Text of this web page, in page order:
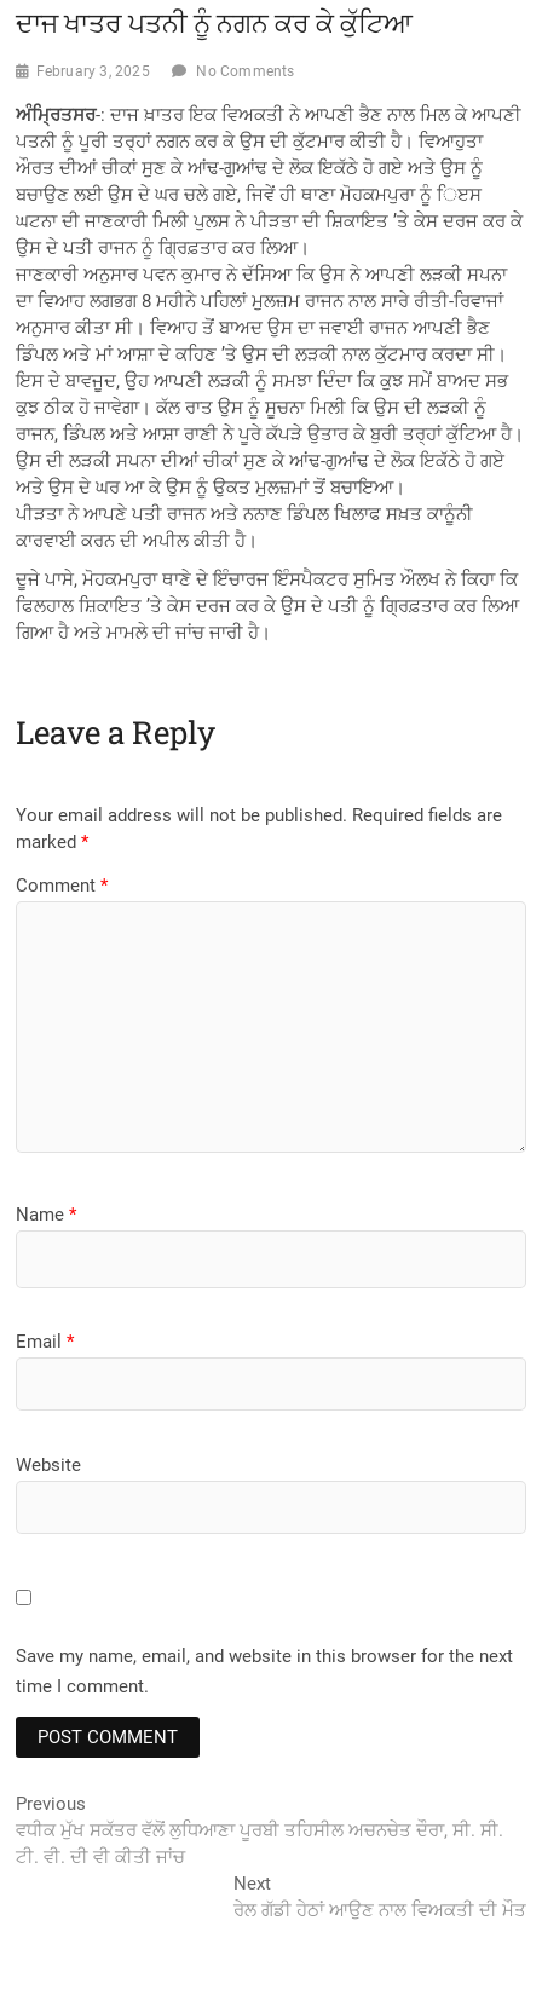
ਦਾਜ ਖਾਤਰ ਪਤਨੀ ਨੂੰ ਨਗਨ ਕਰ ਕੇ ਕੁੱਟਿਆ
February 3, 2025 No Comments
ਅੰਮ੍ਰਿਤਸਰ-: ਦਾਜ ਖ਼ਾਤਰ ਇਕ ਵਿਅਕਤੀ ਨੇ ਆਪਣੀ ਭੈਣ ਨਾਲ ਮਿਲ ਕੇ ਆਪਣੀ
ਪਤਨੀ ਨੂੰ ਪੂਰੀ ਤਰ੍ਹਾਂ ਨਗਨ ਕਰ ਕੇ ਉਸ ਦੀ ਕੁੱਟਮਾਰ ਕੀਤੀ ਹੈ। ਵਿਆਹੁਤਾ
ਔਰਤ ਦੀਆਂ ਚੀਕਾਂ ਸੁਣ ਕੇ ਆਂਢ-ਗੁਆਂਢ ਦੇ ਲੋਕ ਇਕੱਠੇ ਹੋ ਗਏ ਅਤੇ ਉਸ ਨੂੰ
ਬਚਾਉਣ ਲਈ ਉਸ ਦੇ ਘਰ ਚਲੇ ਗਏ, ਜਿਵੇਂ ਹੀ ਥਾਣਾ ਮੋਹਕਮਪੁਰਾ ਨੂੰ ਿੲਸ
ਘਟਨਾ ਦੀ ਜਾਣਕਾਰੀ ਮਿਲੀ ਪੁਲਸ ਨੇ ਪੀੜਤਾ ਦੀ ਸ਼ਿਕਾਇਤ ’ਤੇ ਕੇਸ ਦਰਜ ਕਰ ਕੇ
ਉਸ ਦੇ ਪਤੀ ਰਾਜਨ ਨੂੰ ਗ੍ਰਿਫ਼ਤਾਰ ਕਰ ਲਿਆ।
ਜਾਣਕਾਰੀ ਅਨੁਸਾਰ ਪਵਨ ਕੁਮਾਰ ਨੇ ਦੱਸਿਆ ਕਿ ਉਸ ਨੇ ਆਪਣੀ ਲੜਕੀ ਸਪਨਾ
ਦਾ ਵਿਆਹ ਲਗਭਗ 8 ਮਹੀਨੇ ਪਹਿਲਾਂ ਮੁਲਜ਼ਮ ਰਾਜਨ ਨਾਲ ਸਾਰੇ ਰੀਤੀ-ਰਿਵਾਜਾਂ
ਅਨੁਸਾਰ ਕੀਤਾ ਸੀ। ਵਿਆਹ ਤੋਂ ਬਾਅਦ ਉਸ ਦਾ ਜਵਾਈ ਰਾਜਨ ਆਪਣੀ ਭੈਣ
ਡਿੰਪਲ ਅਤੇ ਮਾਂ ਆਸ਼ਾ ਦੇ ਕਹਿਣ ’ਤੇ ਉਸ ਦੀ ਲੜਕੀ ਨਾਲ ਕੁੱਟਮਾਰ ਕਰਦਾ ਸੀ।
ਇਸ ਦੇ ਬਾਵਜੂਦ, ਉਹ ਆਪਣੀ ਲੜਕੀ ਨੂੰ ਸਮਝਾ ਦਿੰਦਾ ਕਿ ਕੁਝ ਸਮੇਂ ਬਾਅਦ ਸਭ
ਕੁਝ ਠੀਕ ਹੋ ਜਾਵੇਗਾ। ਕੱਲ ਰਾਤ ਉਸ ਨੂੰ ਸੂਚਨਾ ਮਿਲੀ ਕਿ ਉਸ ਦੀ ਲੜਕੀ ਨੂੰ
ਰਾਜਨ, ਡਿੰਪਲ ਅਤੇ ਆਸ਼ਾ ਰਾਣੀ ਨੇ ਪੂਰੇ ਕੱਪੜੇ ਉਤਾਰ ਕੇ ਬੁਰੀ ਤਰ੍ਹਾਂ ਕੁੱਟਿਆ ਹੈ।
ਉਸ ਦੀ ਲੜਕੀ ਸਪਨਾ ਦੀਆਂ ਚੀਕਾਂ ਸੁਣ ਕੇ ਆਂਢ-ਗੁਆਂਢ ਦੇ ਲੋਕ ਇਕੱਠੇ ਹੋ ਗਏ
ਅਤੇ ਉਸ ਦੇ ਘਰ ਆ ਕੇ ਉਸ ਨੂੰ ਉਕਤ ਮੁਲਜ਼ਮਾਂ ਤੋਂ ਬਚਾਇਆ।
ਪੀੜਤਾ ਨੇ ਆਪਣੇ ਪਤੀ ਰਾਜਨ ਅਤੇ ਨਨਾਣ ਡਿੰਪਲ ਖਿਲਾਫ ਸਖ਼ਤ ਕਾਨੂੰਨੀ
ਕਾਰਵਾਈ ਕਰਨ ਦੀ ਅਪੀਲ ਕੀਤੀ ਹੈ।
ਦੂਜੇ ਪਾਸੇ, ਮੋਹਕਮਪੁਰਾ ਥਾਣੇ ਦੇ ਇੰਚਾਰਜ ਇੰਸਪੈਕਟਰ ਸੁਮਿਤ ਔਲਖ ਨੇ ਕਿਹਾ ਕਿ
ਫਿਲਹਾਲ ਸ਼ਿਕਾਇਤ ’ਤੇ ਕੇਸ ਦਰਜ ਕਰ ਕੇ ਉਸ ਦੇ ਪਤੀ ਨੂੰ ਗ੍ਰਿਫ਼ਤਾਰ ਕਰ ਲਿਆ
ਗਿਆ ਹੈ ਅਤੇ ਮਾਮਲੇ ਦੀ ਜਾਂਚ ਜਾਰੀ ਹੈ।
Leave a Reply
Your email address will not be published. Required fields are
marked*
Comment*
Name*
Email*
Website
Save my name, email, and website in this browser for the next
time I comment.
Post
navigation
Previous
post:
ਵਧੀਕ ਮੁੱਖ ਸਕੱਤਰ ਵੱਲੋਂ ਲੁਧਿਆਣਾ ਪੂਰਬੀ ਤਹਿਸੀਲ ਅਚਨਚੇਤ ਦੌਰਾ, ਸੀ. ਸੀ.
ਟੀ. ਵੀ. ਦੀ ਵੀ ਕੀਤੀ ਜਾਂਚ
NextNext
post:
ਰੇਲ ਗੱਡੀ ਹੇਠਾਂ ਆਉਣ ਨਾਲ ਵਿਅਕਤੀ ਦੀ ਮੌਤ